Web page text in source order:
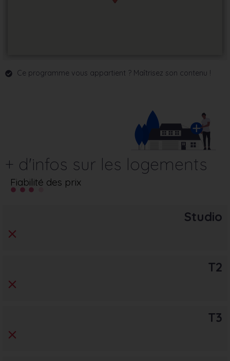
Ce programme vous appartient ? Maîtrisez son contenu !
+ d'infos sur les logements
Fiabilité des prix
Studio
T2
T3